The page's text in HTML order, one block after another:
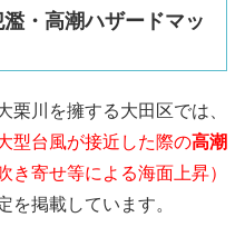
・高潮ハザードマッ
栗川を擁する大田区では、
型台風が接近した際の高潮
き寄せ等による海面上昇）
を掲載しています。